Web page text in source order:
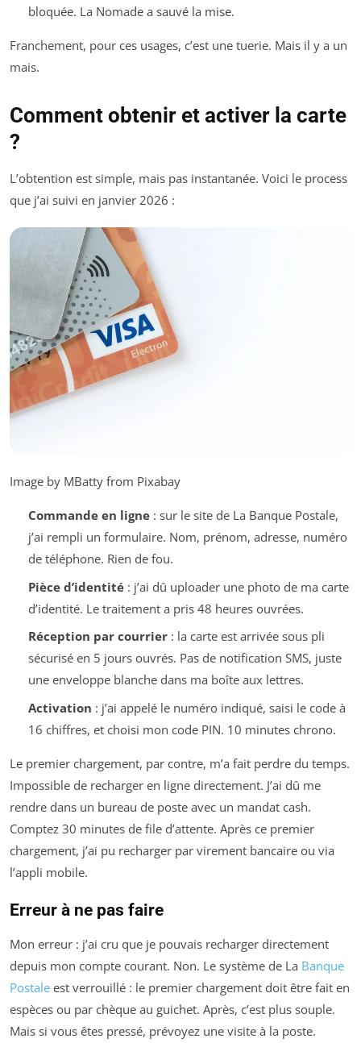
bloquée. La Nomade a sauvé la mise.
Franchement, pour ces usages, c’est une tuerie. Mais il y a un
mais.
Comment obtenir et activer la carte
?
L’obtention est simple, mais pas instantanée. Voici le process
que j’ai suivi en janvier 2026 :
Image by MBatty from Pixabay
Commande en ligne: sur le site de La Banque Postale,
j’ai rempli un formulaire. Nom, prénom, adresse, numéro
de téléphone. Rien de fou.
Pièce d’identité: j’ai dû uploader une photo de ma carte
d’identité. Le traitement a pris 48 heures ouvrées.
Réception par courrier: la carte est arrivée sous pli
sécurisé en 5 jours ouvrés. Pas de notification SMS, juste
une enveloppe blanche dans ma boîte aux lettres.
Activation : j’ai appelé le numéro indiqué, saisi le code à
16 chiffres, et choisi mon code PIN. 10 minutes chrono.
Le premier chargement, par contre, m’a fait perdre du temps.
Impossible de recharger en ligne directement. J’ai dû me
rendre dans un bureau de poste avec un mandat cash.
Comptez 30 minutes de file d’attente. Après ce premier
chargement, j’ai pu recharger par virement bancaire ou via
l’appli mobile.
Erreur à ne pas faire
Mon erreur : j’ai cru que je pouvais recharger directement
depuis mon compte courant. Non. Le système de La Banque
Postale est verrouillé : le premier chargement doit être fait en
espèces ou par chèque au guichet. Après, c’est plus souple.
Mais si vous êtes pressé, prévoyez une visite à la poste.